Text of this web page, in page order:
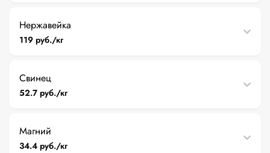
Нержавейка
119 руб./кг
Свинец
52.7 руб./кг
Магний
34.4 руб./кг